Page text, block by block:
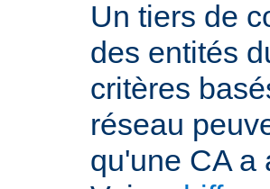
Un tiers de
des entités
critères
réseau
qu'une CA a